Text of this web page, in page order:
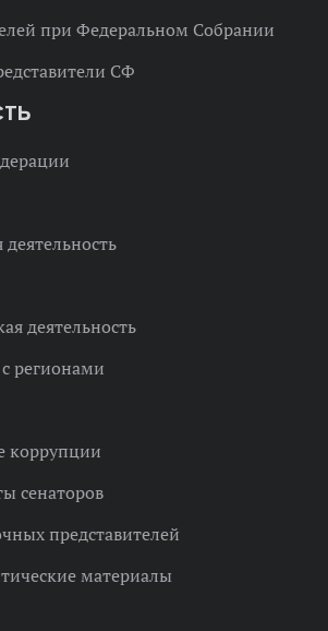
при Федеральном Собрании
СФ
деятельность
регионами
коррупции
сенаторов
представителей
материалы